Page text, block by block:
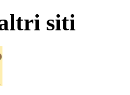
siti